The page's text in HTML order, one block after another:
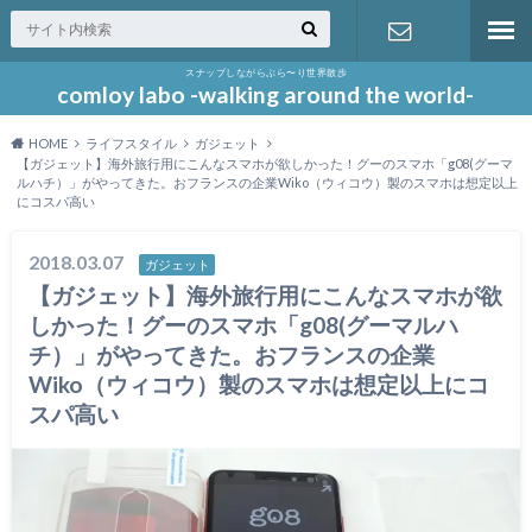
スナップしながらぶら〜り世界散歩
comloy labo -walking around the world-
お問い合わ
HOME ライフスタイル
ガジェット
【ガジェット】海外旅行用にこんなスマホが欲しかった！グーのスマホ「g08(グーマ
ルハチ）」がやってきた。おフランスの企業Wiko（ウィコウ）製のスマホは想定以上
にコスパ高い
2018.03.07 ガジェット
【ガジェット】海外旅行用にこんなスマホが欲
しかった！グーのスマホ「g08(グーマルハ
チ）」がやってきた。おフランスの企業
Wiko（ウィコウ）製のスマホは想定以上にコ
スパ高い